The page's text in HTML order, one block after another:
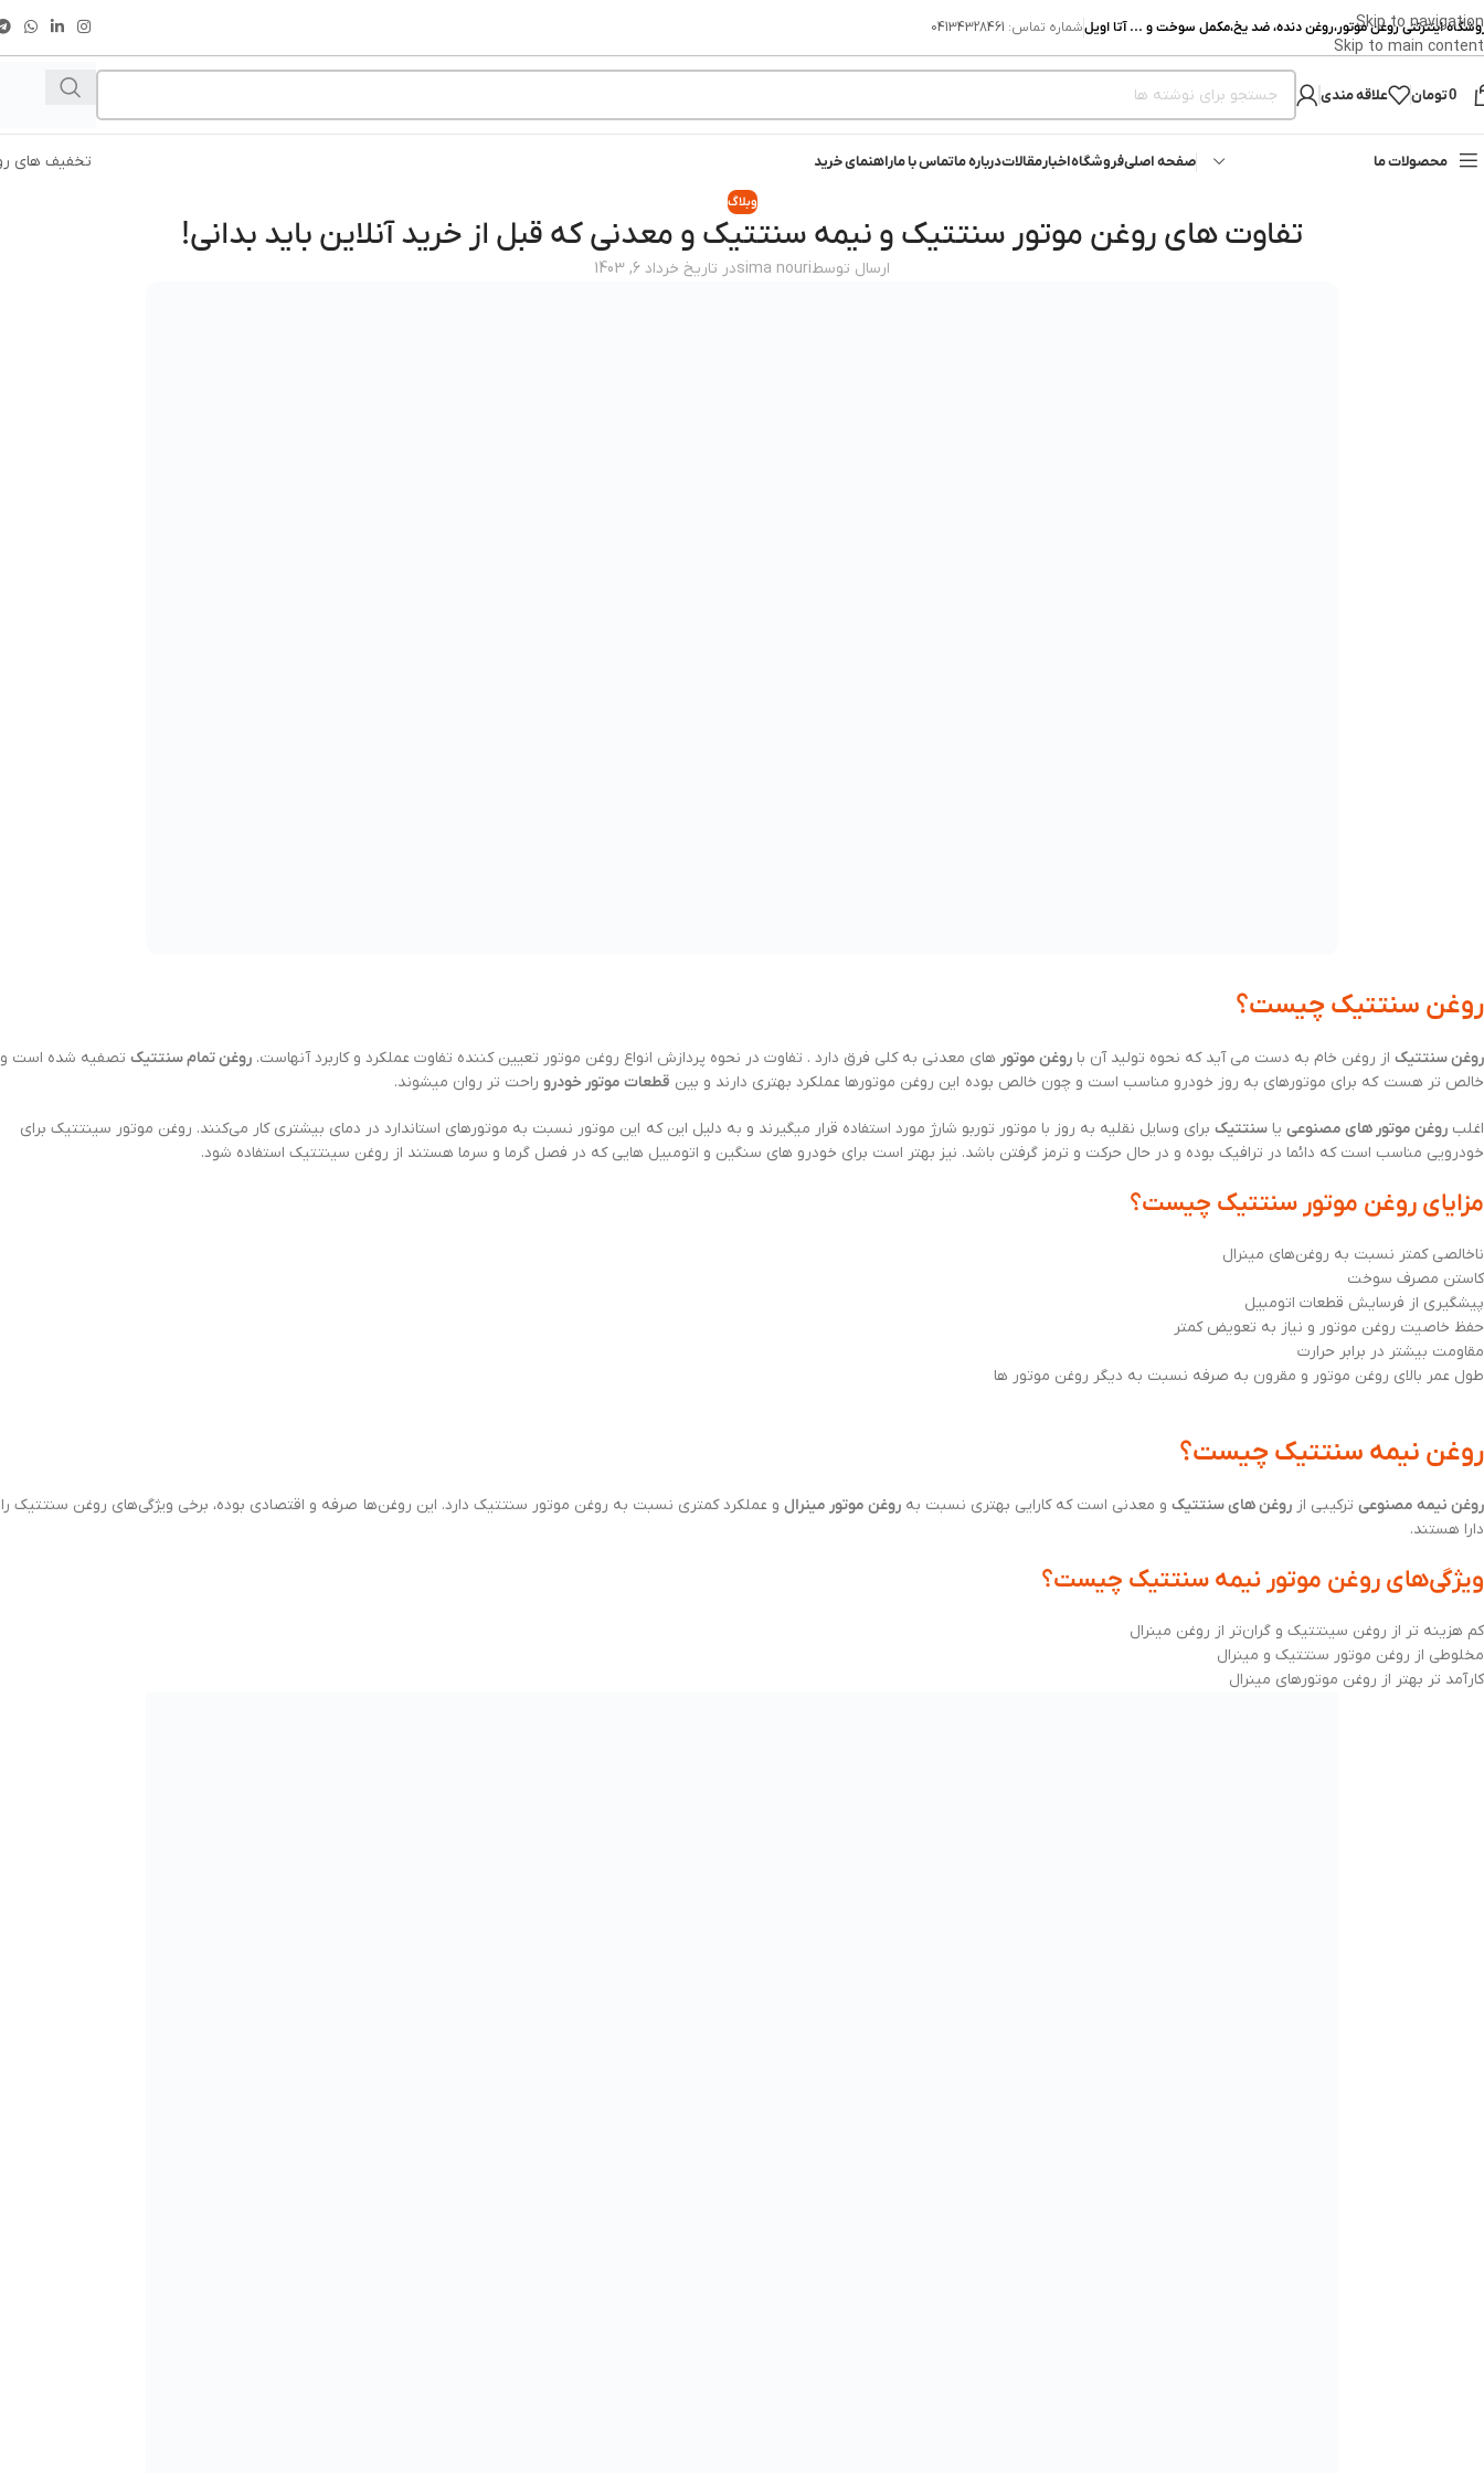
Skip to navigation
Skip to main content
اینترنتی روغن موتور،روغن دنده، ضد یخ،مکمل سوخت و ... آتا اویلشماره تماس: 04134328461
0تومان علاقه مندی
محصولات ما صفحه اصلیفروشگاهاخبارمقالاتدرباره ماتماس با ماراهنمای خرید تخفیف های
وبلاگ
تفاوت های روغن موتور سنتتیک و نیمه سنتتیک و معدنی که قبل از خرید آنلاین باید بدانی!
ارسال توسطsima nouriدر تاریخ خرداد 6, 1403
روغن سنتتیک چیست؟
روغن سنتتیک از روغن خام به دست می آید که نحوه تولید آن با روغن موتور های معدنی به کلی فرق دارد . تفاوت در نحوه پردازش انواع روغن موتور تعیین کننده تفاوت عملکرد و کاربرد آنهاست. روغن تمام سنتتیک تصفیه شده است و
خالص تر هست که برای موتورهای به روز خودرو مناسب است و چون خالص بوده این روغن موتورها عملکرد بهتری دارند و بین قطعات موتور خودرو راحت‌ تر روان میشوند.
اغلب روغن‌ موتور های مصنوعی یا سنتتیک برای وسایل نقلیه به روز با موتور توربو شارژ مورد استفاده قرار میگیرند و به دلیل این که این موتور نسبت به موتورهای استاندارد در دمای بیشتری کار می‌کنند. روغن موتور سینتتیک برای
خودرویی مناسب است که دائما در ترافیک بوده و در حال حرکت و ترمز گرفتن باشد. نیز بهتر است برای خودرو های سنگین و اتومبیل هایی که در فصل گرما و سرما هستند از روغن سینتتیک استفاده شود.
مزایای روغن موتور سنتتیک چیست؟
ناخالصی کمتر نسبت به روغن‌های مینرال
کاستن مصرف سوخت
پیشگیری از فرسایش قطعات اتومبیل
حفظ خاصیت روغن موتور و نیاز به تعویض کمتر
مقاومت بیشتر در برابر حرارت
طول عمر بالای روغن موتور و مقرون به صرفه نسبت به دیگر روغن موتور ها
روغن نیمه سنتتیک چیست؟
روغن نیمه مصنوعی ترکیبی از روغن‌ های سنتتیک و معدنی است که کارایی بهتری نسبت به روغن موتور مینرال و عملکرد کمتری نسبت به روغن موتور سنتتیک دارد. این روغن‌ها صرفه و اقتصادی بوده، برخی ویژگی‌های روغن سنتتیک را
دارا هستند.
ویژگی‌های روغن موتور نیمه سنتتیک چیست؟
کم هزینه تر از روغن سینتتیک و گران‌تر از روغن مینرال
مخلوطی از روغن موتور سنتتیک و مینرال
کارآمد تر بهتر از روغن موتورهای مینرال